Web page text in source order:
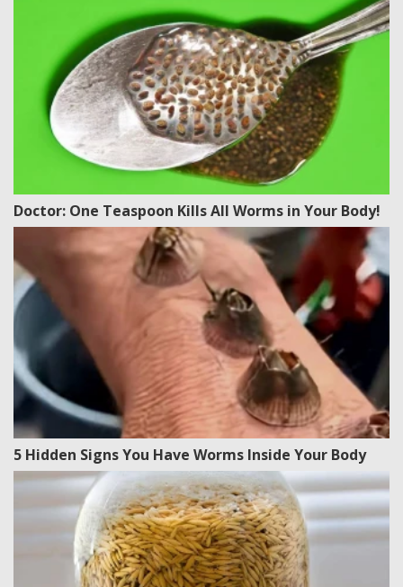
Doctor: One Teaspoon Kills All Worms in Your Body!
5 Hidden Signs You Have Worms Inside Your Body